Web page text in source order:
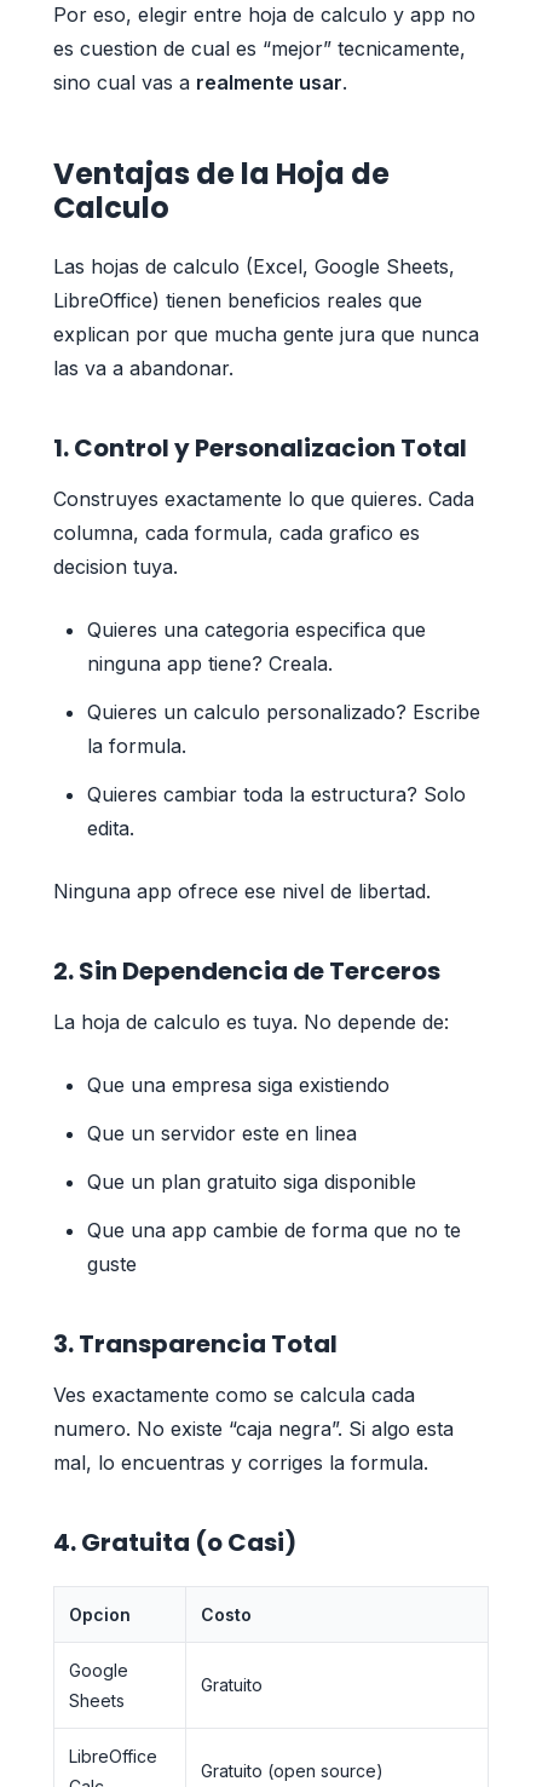
Por eso, elegir entre hoja de calculo y app no
es cuestion de cual es “mejor” tecnicamente,
sino cual vas a realmente usar.
Ventajas de la Hoja de
Calculo
Las hojas de calculo (Excel, Google Sheets,
LibreOffice) tienen beneficios reales que
explican por que mucha gente jura que nunca
las va a abandonar.
1. Control y Personalizacion Total
Construyes exactamente lo que quieres. Cada
columna, cada formula, cada grafico es
decision tuya.
Quieres una categoria especifica que
ninguna app tiene? Creala.
Quieres un calculo personalizado? Escribe
la formula.
Quieres cambiar toda la estructura? Solo
edita.
Ninguna app ofrece ese nivel de libertad.
2. Sin Dependencia de Terceros
La hoja de calculo es tuya. No depende de:
Que una empresa siga existiendo
Que un servidor este en linea
Que un plan gratuito siga disponible
Que una app cambie de forma que no te
guste
3. Transparencia Total
Ves exactamente como se calcula cada
numero. No existe “caja negra”. Si algo esta
mal, lo encuentras y corriges la formula.
4. Gratuita (o Casi)
Opcion Costo
Google
Sheets
Gratuito
LibreOffice
Gratuito (open source)